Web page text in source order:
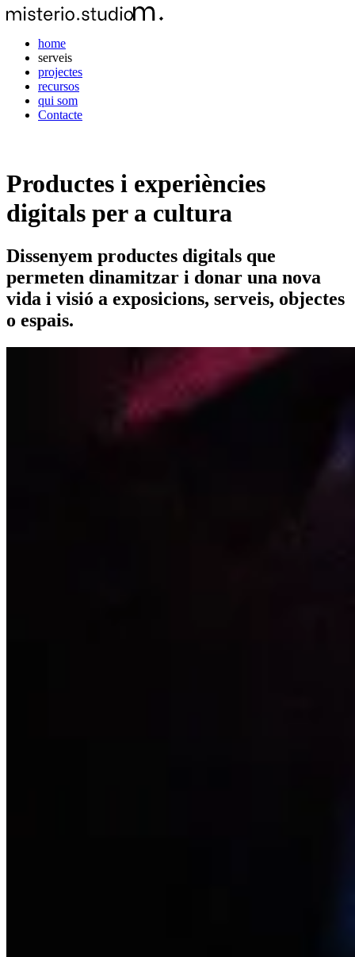
home
serveis
projectes
recursos
qui som
Contacte
Productes i experiències
digitals per a cultura
Dissenyem productes digitals que
permeten dinamitzar i donar una nova
vida i visió a exposicions, serveis, objectes
o espais.